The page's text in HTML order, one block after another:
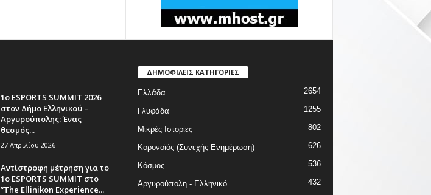
1ο ESPORTS SUMMIT 2026
στον Δήμο Ελληνικού –
Αργυρούπολης: Ένας
θεσμός...
27 Απριλίου 2026
Αντίστροφη μέτρηση για το
1ο ESPORTS SUMMIT στο
”The Ellinikon Experience...
ΔΗΜΟΦΙΛΕΙΣ ΚΑΤΗΓΟΡΙΕΣ
Ελλάδα 2654
Γλυφάδα 1255
Μικρές Ιστορίες 802
Κορονοϊός (Συνεχής Ενημέρωση) 626
Κόσμος 536
Αργυρούπολη - Ελληνικό 432